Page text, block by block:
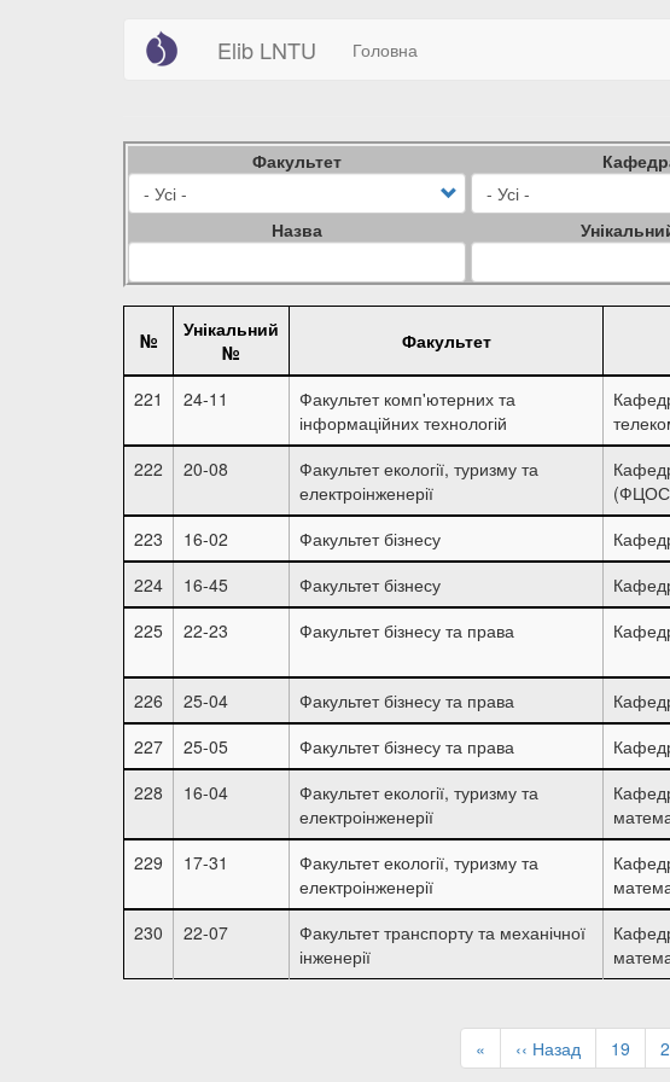
Elib LNTU
Main
navigation
Головна
User
account
Факультет
Назва
№
Унікальний
№
Факультет
221 24-11
Факультет комп'ютерних та
інформаційних технологій
222 20-08
Факультет екології, туризму та
електроінженерії
223
16-02 Факультет бізнесу
224
16-45 Факультет бізнесу
225
22-23 Факультет бізнесу та права
226 25-04 Факультет бізнесу та права
227
25-05 Факультет бізнесу та права
228
16-04
Факультет екології, туризму та
електроінженерії
229
17-31
Факультет екології, туризму та
електроінженерії
230 22-07
Факультет транспорту та механічної
інженерії
Перша
сторінка
«
Попередня
сторінка
‹‹ Назад Page
19